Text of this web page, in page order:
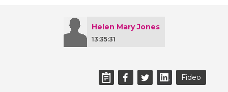
Helen Mary Jones
13:35:31
Fideo